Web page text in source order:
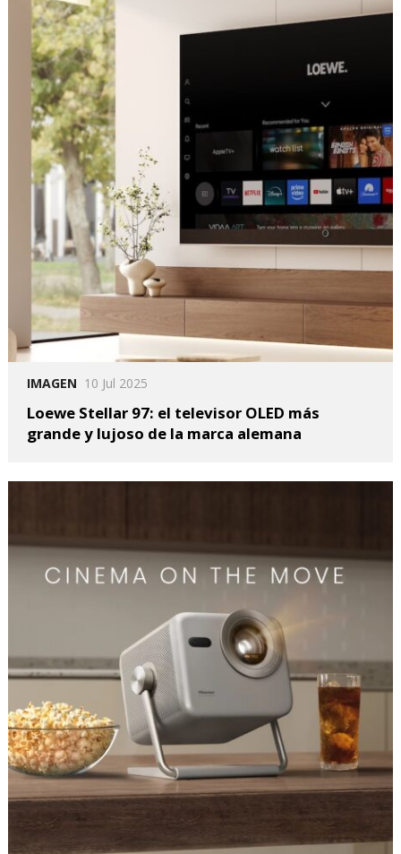
IMAGEN 10 Jul 2025
Loewe Stellar 97: el televisor OLED más
grande y lujoso de la marca alemana